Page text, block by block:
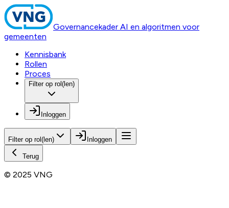
Governancekader AI en algoritmen voor
gemeenten
Kennisbank
Rollen
Proces
Filter op rol(len)
Inloggen
Filter op rol(len) Inloggen
Terug
© 2025 VNG